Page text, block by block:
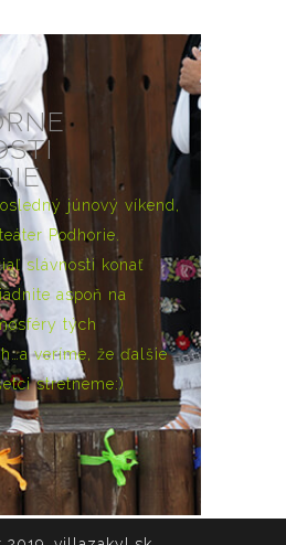
júnový víkend,
Podhorie.
slávnosti konať
aspoň na
tých
veríme, že ďalšie
stretneme:)